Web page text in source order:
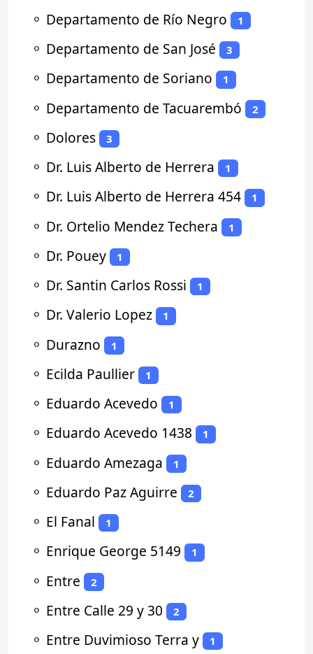
⚬ Departamento de Río Negro 1
⚬ Departamento de San José 3
⚬ Departamento de Soriano 1
⚬ Departamento de Tacuarembó 2
⚬ Dolores 3
⚬ Dr. Luis Alberto de Herrera 1
⚬ Dr. Luis Alberto de Herrera 454 1
⚬ Dr. Ortelio Mendez Techera 1
⚬ Dr. Pouey 1
⚬ Dr. Santin Carlos Rossi 1
⚬ Dr. Valerio Lopez 1
⚬ Durazno 1
⚬ Ecilda Paullier 1
⚬ Eduardo Acevedo 1
⚬ Eduardo Acevedo 1438 1
⚬ Eduardo Amezaga 1
⚬ Eduardo Paz Aguirre 2
⚬ El Fanal 1
⚬ Enrique George 5149 1
⚬ Entre 2
⚬ Entre Calle 29 y 30 2
⚬ Entre Duvimioso Terra y 1